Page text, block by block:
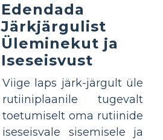
Edendada
Järkjärgulist
Üleminekut ja
Iseseisvust
Viige laps järk-järgult üle
rutiiniplaanile tugevalt
toetumiselt oma rutiinide
iseseisvale sisemisele ja